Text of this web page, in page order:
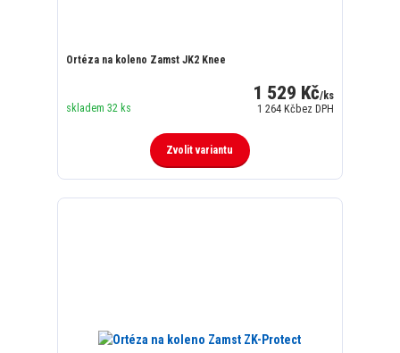
Ortéza na koleno Zamst JK2 Knee
1 529 Kč/ks
1 264 Kčbez DPH
skladem 32 ks
Zvolit variantu